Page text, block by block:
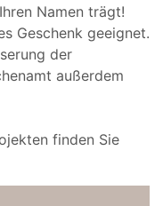
Namen trägt!
Geschenk geeignet.
der
außerdem
finden Sie